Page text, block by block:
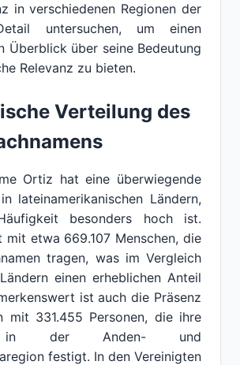
in verschiedenen Regionen der
untersuchen, um einen
Überblick über seine Bedeutung
Relevanz zu bieten.
Verteilung des
Ortiz hat eine überwiegende
lateinamerikanischen Ländern,
besonders hoch ist.
etwa 669.107 Menschen, die
tragen, was im Vergleich
einen erheblichen Anteil
ist auch die Präsenz
mit 331.455 Personen, die ihre
in der Anden- und
festigt. In den Vereinigten